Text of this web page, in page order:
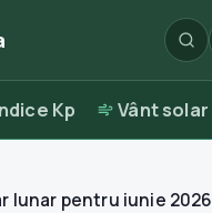
Kp Vânt solar
lunar pentru iunie 2026